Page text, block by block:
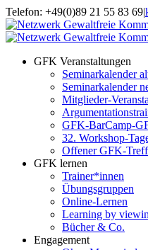
Zum
Inhalt
springen
Telefon: +49(0)89 21 55 83 69|
Einloggen
Seminarkalender
Infos
zum
GFK Veranstaltungen
Seminarkalender
Seminarkalender
Mitglieder-
GFK-BarCamp-
32. Workshop-
Offener GFK-Treff
GFK lernen
Trainer*innen
Übungsgruppen
Online-Lernen
Learning by
Bücher & Co.
Engagement